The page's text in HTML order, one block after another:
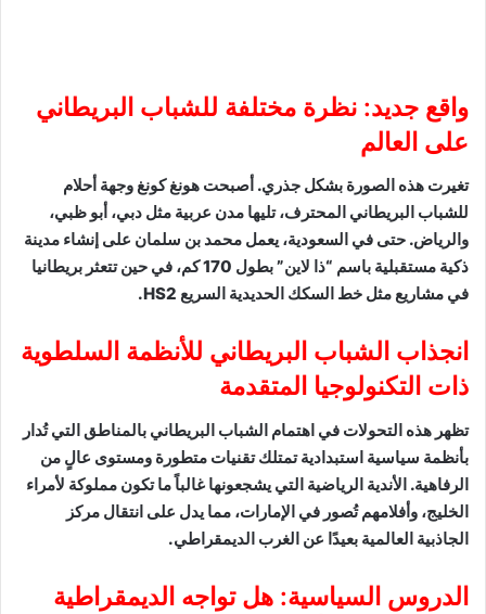
واقع جديد: نظرة مختلفة للشباب البريطاني
على العالم
تغيرت هذه الصورة بشكل جذري. أصبحت هونغ كونغ وجهة أحلام
للشباب البريطاني المحترف، تليها مدن عربية مثل دبي، أبو ظبي،
والرياض. حتى في السعودية، يعمل محمد بن سلمان على إنشاء مدينة
ذكية مستقبلية باسم “ذا لاين” بطول 170 كم، في حين تتعثر بريطانيا
في مشاريع مثل خط السكك الحديدية السريع HS2.
انجذاب الشباب البريطاني للأنظمة السلطوية
ذات التكنولوجيا المتقدمة
تظهر هذه التحولات في اهتمام الشباب البريطاني بالمناطق التي تُدار
بأنظمة سياسية استبدادية تمتلك تقنيات متطورة ومستوى عالٍ من
الرفاهية. الأندية الرياضية التي يشجعونها غالباً ما تكون مملوكة لأمراء
الخليج، وأفلامهم تُصور في الإمارات، مما يدل على انتقال مركز
الجاذبية العالمية بعيدًا عن الغرب الديمقراطي.
الدروس السياسية: هل تواجه الديمقراطية